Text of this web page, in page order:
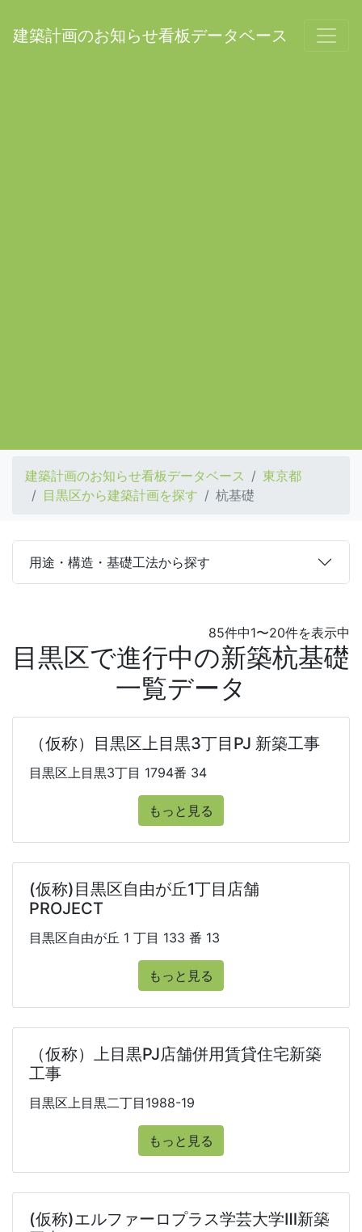
建築計画のお知らせ看板データベース
建築計画のお知らせ看板データベース
東京都
目黒区から建築計画を探す
杭基礎
用途・構造・基礎工法から探す
85件中1〜20件を表示中
目黒区で進行中の新築杭基礎
一覧データ
（仮称）目黒区上目黒3丁目PJ 新築工事
目黒区上目黒3丁目 1794番 34
もっと見る
(仮称)目黒区自由が丘1丁目店舗
PROJECT
目黒区自由が丘 1 丁目 133 番 13
もっと見る
（仮称）上目黒PJ店舗併用賃貸住宅新築
工事
目黒区上目黒二丁目1988-19
もっと見る
(仮称)エルファーロプラス学芸大学Ⅲ新築